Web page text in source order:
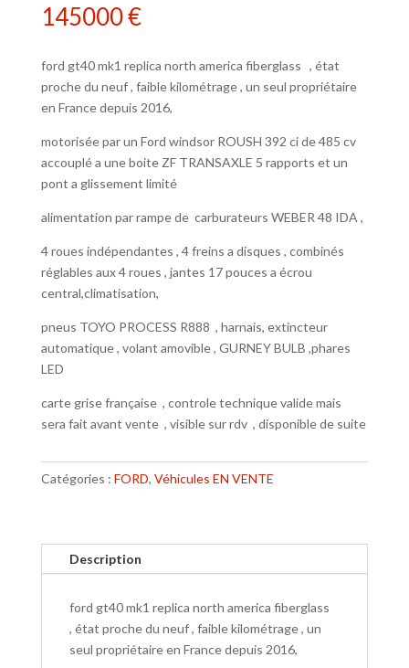
145000€
ford gt40 mk1 replica north america fiberglass , état
proche du neuf , faible kilométrage , un seul propriétaire
en France depuis 2016,
motorisée par un Ford windsor ROUSH 392 ci de 485 cv
accouplé a une boite ZF TRANSAXLE 5 rapports et un
pont a glissement limité
alimentation par rampe de carburateurs WEBER 48 IDA ,
4 roues indépendantes , 4 freins a disques , combinés
réglables aux 4 roues , jantes 17 pouces a écrou
central,climatisation,
pneus TOYO PROCESS R888 , harnais, extincteur
automatique , volant amovible , GURNEY BULB ,phares
LED
carte grise française , controle technique valide mais
sera fait avant vente , visible sur rdv , disponible de suite
Catégories : FORD, Véhicules EN VENTE
Description
ford gt40 mk1 replica north america fiberglass
, état proche du neuf , faible kilométrage , un
seul propriétaire en France depuis 2016,